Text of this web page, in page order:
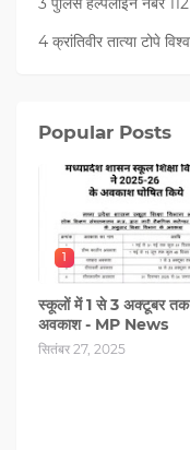
4 क्रांतिवीर तात्या टोपे
Popular Posts
1
स्कूलों में 1 से 3 अक्टूबर तक
अवकाश - MP News
सितंबर 27, 2025